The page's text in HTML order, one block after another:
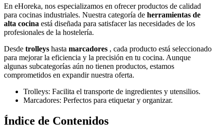
En eHoreka, nos especializamos en ofrecer productos de calidad
para cocinas industriales. Nuestra categoría de herramientas de
alta cocina está diseñada para satisfacer las necesidades de los
profesionales de la hostelería.
Desde trolleys hasta marcadores , cada producto está seleccionado
para mejorar la eficiencia y la precisión en tu cocina. Aunque
algunas subcategorías aún no tienen productos, estamos
comprometidos en expandir nuestra oferta.
Trolleys: Facilita el transporte de ingredientes y utensilios.
Marcadores: Perfectos para etiquetar y organizar.
Índice de Contenidos